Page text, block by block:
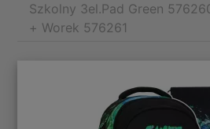
Szkolny 3el.Pad Green
+ Worek 576261